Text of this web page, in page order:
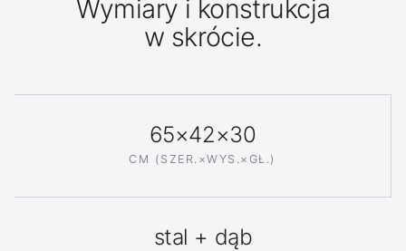
Wymiary i konstrukcja
w skrócie.
65×42×30
CM (SZER.×WYS.×GŁ.)
stal + dąb